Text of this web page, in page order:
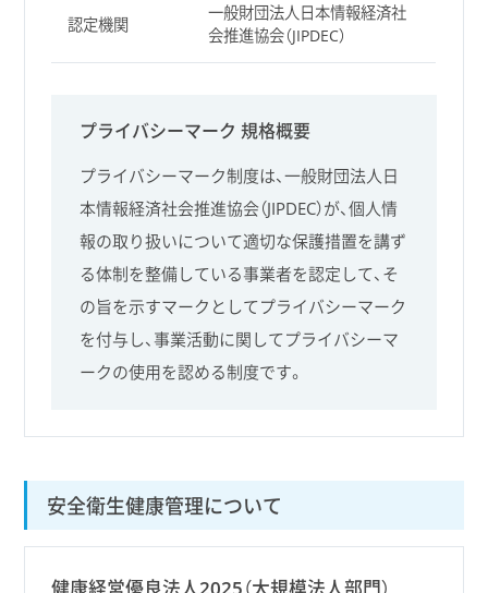
認定機関
一般財団法人日本情報経済社
会推進協会（JIPDEC）
プライバシーマーク 規格概要
プライバシーマーク制度は、一般財団法人日
本情報経済社会推進協会（JIPDEC）が、個人情
報の取り扱いについて適切な保護措置を講ず
る体制を整備している事業者を認定して、そ
の旨を示すマークとしてプライバシーマーク
を付与し、事業活動に関してプライバシーマ
ークの使用を認める制度です。
安全衛生健康管理について
健康経営優良法人2025（大規模法人部門）